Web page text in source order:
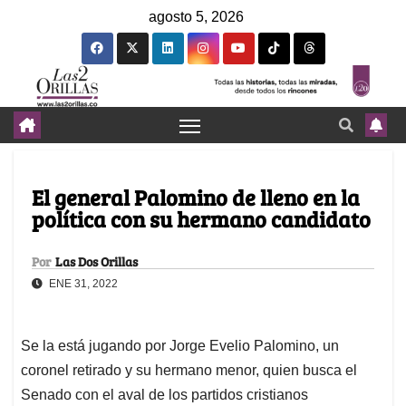
agosto 5, 2026
El general Palomino de lleno en la
política con su hermano candidato
Por Las Dos Orillas
ENE 31, 2022
Se la está jugando por Jorge Evelio Palomino, un
coronel retirado y su hermano menor, quien busca el
Senado con el aval de los partidos cristianos